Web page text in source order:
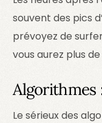
souvent des pics
prévoyez de
vous aurez plus
Algorithmes
Le sérieux des